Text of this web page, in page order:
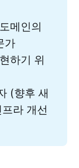
메인의
가
하기 위
(향후 새
라 개선